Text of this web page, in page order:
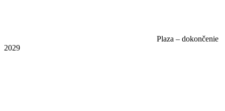
Plaza – dokončenie
2029